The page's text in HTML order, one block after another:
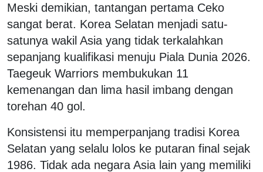
Meski demikian, tantangan pertama Ceko
sangat berat. Korea Selatan menjadi satu-
satunya wakil Asia yang tidak terkalahkan
sepanjang kualifikasi menuju Piala Dunia 2026.
Taegeuk Warriors membukukan 11
kemenangan dan lima hasil imbang dengan
torehan 40 gol.
Konsistensi itu memperpanjang tradisi Korea
Selatan yang selalu lolos ke putaran final sejak
1986. Tidak ada negara Asia lain yang memiliki